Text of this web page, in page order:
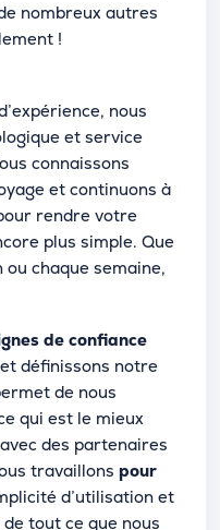
nombreux autres
!
nous
et service
connaissons
et continuons à
rendre votre
plus simple. Que
chaque semaine,
de confiance
définissons notre
de nous
qui est le mieux
des partenaires
travaillons pour
d’utilisation et
tout ce que nous